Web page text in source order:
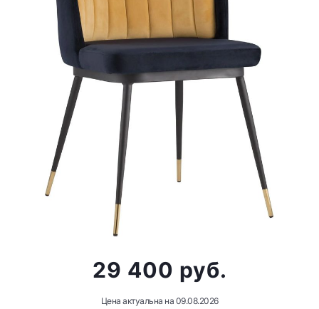
29 400 руб.
Цена актуальна на 09.08.2026